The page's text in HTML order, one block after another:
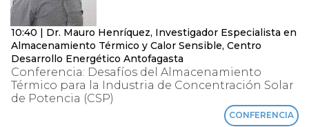
10:40 | Dr. Mauro Henríquez, Investigador Especialista en
Almacenamiento Térmico y Calor Sensible, Centro
Desarrollo Energético Antofagasta
Conferencia: Desafíos del Almacenamiento
Térmico para la Industria de Concentración Solar
de Potencia (CSP)
CONFERENCIA